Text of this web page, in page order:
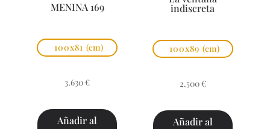
MENINA 169
100x81 (cm)
3.630 €
Añadir al
indiscreta
100x89 (cm)
2.500 €
Añadir al